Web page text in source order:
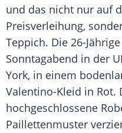
und das nicht nur auf
Preisverleihung,
Teppich. Die 26-
Sonntagabend in der
York, in einem
Valentino-Kleid in Rot.
hochgeschlossene
Paillettenmuster